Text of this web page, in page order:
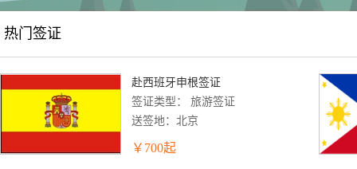
热门签证
赴西班牙申根签证
签证类型： 旅游签证
送签地：北京
￥ 700起